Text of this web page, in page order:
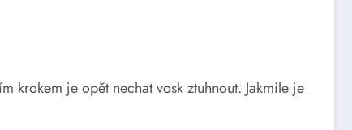
krokem je opět nechat vosk ztuhnout. Jakmile je